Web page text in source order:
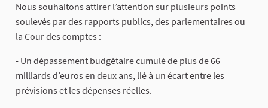
Nous souhaitons attirer l’attention sur plusieurs points
soulevés par des rapports publics, des parlementaires ou
la Cour des comptes :
- Un dépassement budgétaire cumulé de plus de 66
milliards d’euros en deux ans, lié à un écart entre les
prévisions et les dépenses réelles.